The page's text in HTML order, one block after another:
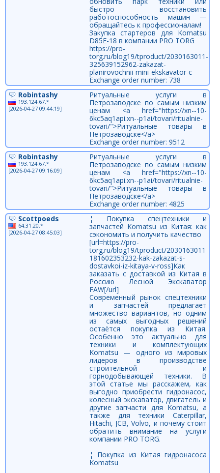
быстро восстановить
работоспособность машин —
обращайтесь к профессионалам!
Закупка стартеров для Komatsu
D85E-18 в компании PRO TORG
https://pro-
torg.ru/blog19/tproduct/2030163011-
325639152962-zakazat-
planirovochnii-mini-ekskavator-c
Exchange order number: 738
Robintashy
193.124.67.*
[2026-04-27 09:44:19]
Ритуальные услуги в
Петрозаводске по самым низким
ценам <a href="https://xn--10-
6kc5aq1api.xn--p1ai/tovari/ritualnie-
tovari/">Ритуальные товары в
Петрозаводске</a>
Exchange order number: 9512
Robintashy
193.124.67.*
[2026-04-27 09:16:09]
Ритуальные услуги в
Петрозаводске по самым низким
ценам <a href="https://xn--10-
6kc5aq1api.xn--p1ai/tovari/ritualnie-
tovari/">Ритуальные товары в
Петрозаводске</a>
Exchange order number: 4825
Scottpoeds
64.31.20.*
[2026-04-27 08:45:03]
¦ Покупка спецтехники и
запчастей Komatsu из Китая: как
сэкономить и получить качество
[url=https://pro-
torg.ru/blog19/tproduct/2030163011-
181602353232-kak-zakazat-s-
dostavkoi-iz-kitaya-v-ross]Как
заказать с доставкой из Китая в
Россию Лесной Экскаватор
FAW[/url]
Современный рынок спецтехники
и запчастей предлагает
множество вариантов, но одним
из самых выгодных решений
остаётся покупка из Китая.
Особенно это актуально для
техники и комплектующих
Komatsu — одного из мировых
лидеров в производстве
строительной и
горнодобывающей техники. В
этой статье мы расскажем, как
выгодно приобрести гидронасос,
колесный экскаватор, двигатель и
другие запчасти для Komatsu, а
также для техники Caterpillar,
Hitachi, JCB, Volvo, и почему стоит
обратить внимание на услуги
компании PRO TORG.
¦ Покупка из Китая гидронасоса
Komatsu